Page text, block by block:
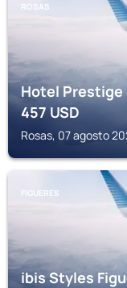
ROSAS
Hotel Prestige
457USD
Rosas, 07 agosto
FIGUERES
ibis Styles